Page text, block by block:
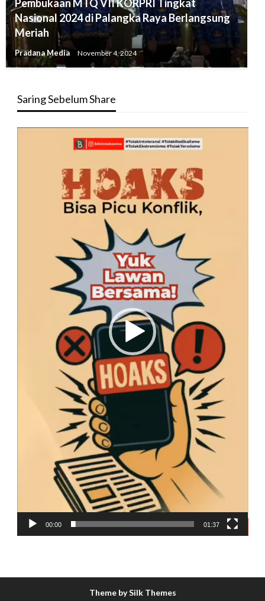
Pembukaan MTQ VII KORPRI Tingkat
Nasional 2024 di Palangka Raya Berlangsung
Meriah
Pradana Media November 4, 2024
Saring Sebelum Share
00:00 01:37
Theme by Silk Themes